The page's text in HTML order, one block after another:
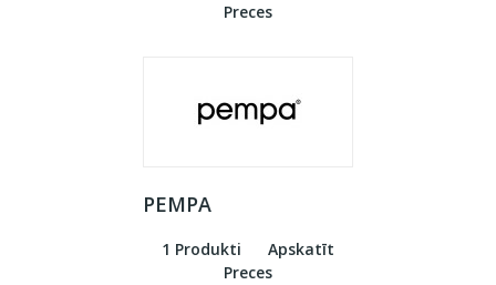
Preces
PEMPA
1 Produkti
Apskatīt
Preces